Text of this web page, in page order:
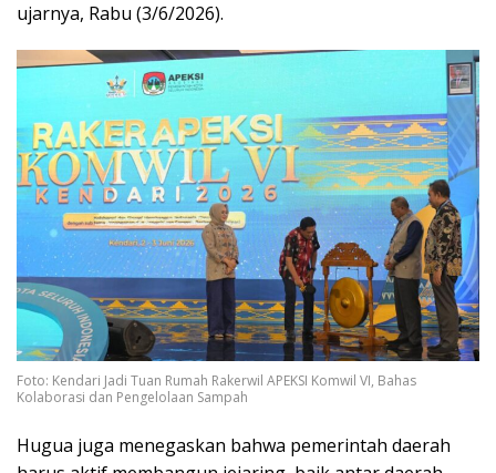
ujarnya, Rabu (3/6/2026).
Foto: Kendari Jadi Tuan Rumah Rakerwil APEKSI Komwil VI, Bahas
Kolaborasi dan Pengelolaan Sampah
Hugua juga menegaskan bahwa pemerintah daerah